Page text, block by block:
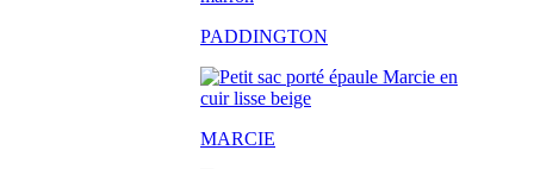
PADDINGTON
MARCIE